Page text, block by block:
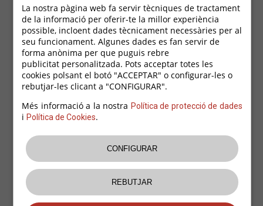
Subvenció per afavorir l'autoocupació jove
en el marc del Programa FSE+
Subvenció adreçada a persones joves d'entre 18 i 29
anys, que inicien una activitat econòmica o
professional com a persones treballadores
autònomes, amb l’objectiu que els permeti mantenir el
seu projecte d’emprenedoria a llarg termini.
+
La nostra pàgina web fa servir tècniques de tractament
de la informació per oferir-te la millor experiència
possible, incloent dades tècnicament necessàries per al
seu funcionament. Algunes dades es fan servir de
forma anònima per que puguis rebre
publicitat personalitzada. Pots acceptar totes les
cookies polsant el botó "ACCEPTAR" o configurar-les o
rebutjar-les clicant a "CONFIGURAR".
Més informació a la nostra Política de protecció de dades
iPolítica de Cookies.